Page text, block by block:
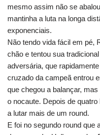
mesmo assim não se
mantinha a luta na longa
exponenciais.
Não tendo vida fácil em pé,
chão e tentou sua
adversária, que
cruzado da campeã entrou
que chegou a balançar,
o nocaute. Depois de
a lutar mais de um round.
E foi no segundo round que